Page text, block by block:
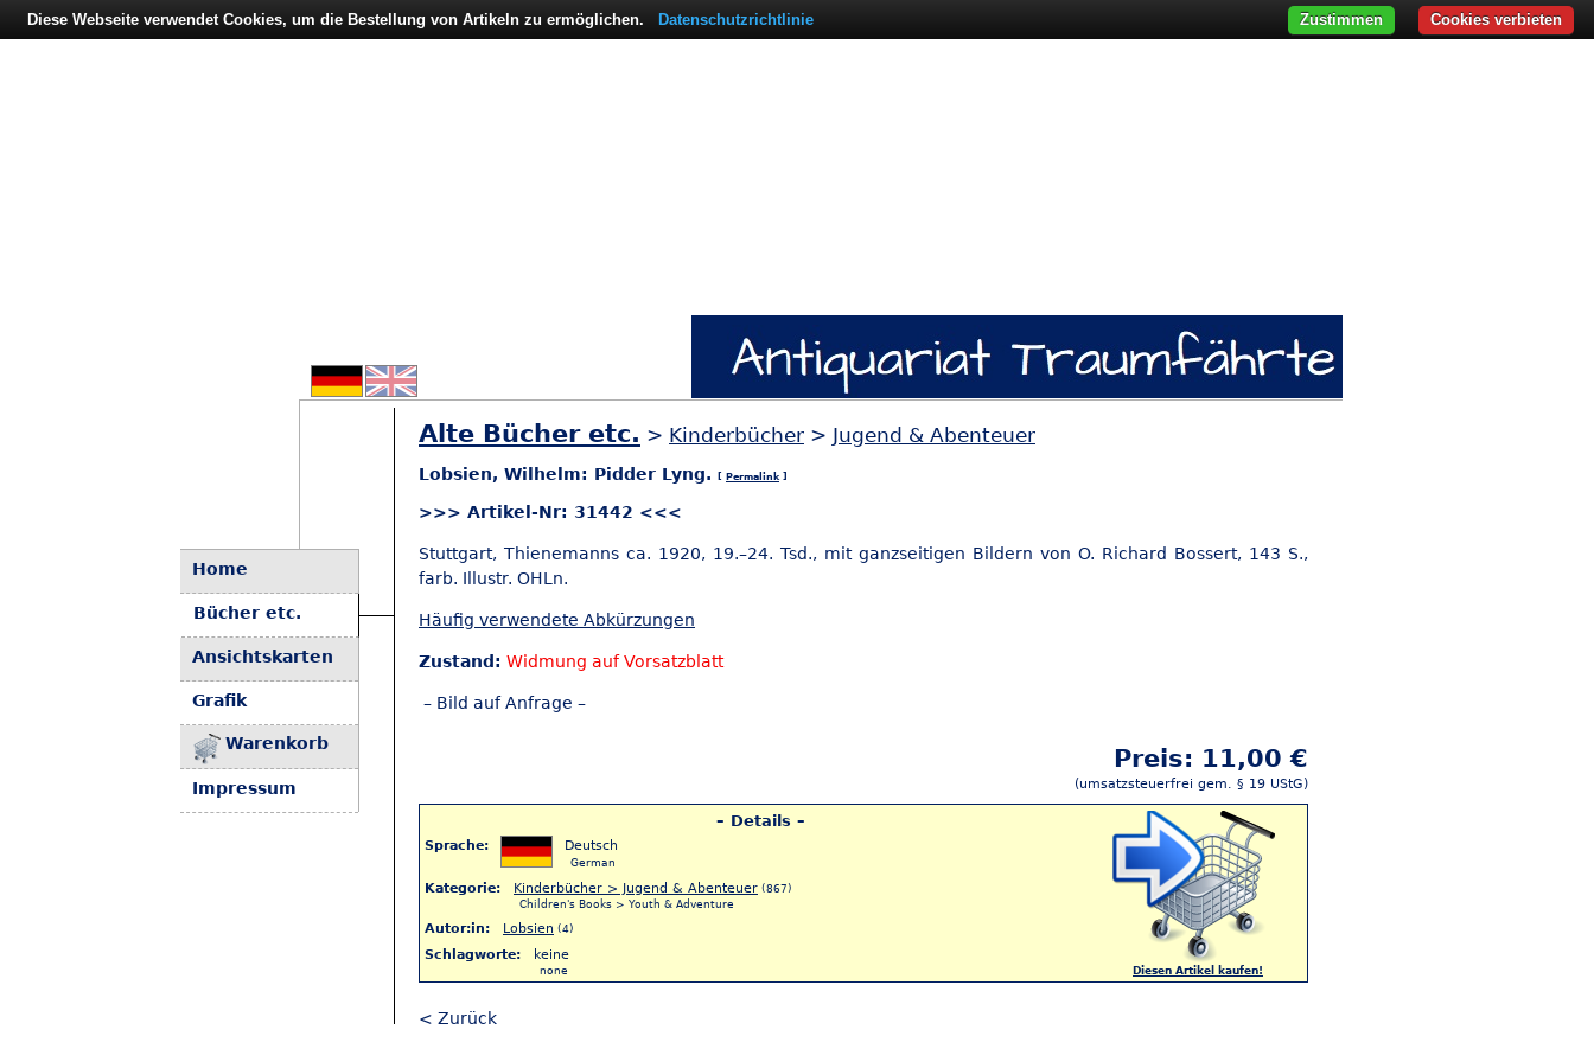
Home
Bücher etc.
Ansichtskarten
Grafik
Warenkorb
Impressum
Alte Bücher etc. > Kinderbücher > Jugend & Abenteuer
Lobsien, Wilhelm: Pidder Lyng. [ Permalink]
>>> Artikel-Nr: 31442 <<<
Stuttgart, Thienemanns ca. 1920, 19.–24. Tsd., mit ganzseitigen Bildern von O. Richard Bossert, 143 S.,
farb. Illustr. OHLn.
Häufig verwendete Abkürzungen
Zustand: Widmung auf Vorsatzblatt
– Bild auf Anfrage –
Preis: 11,00 €
(umsatzsteuerfrei gem. § 19 UStG)
Diesen Artikel kaufen!
– Details –
Sprache: Deutsch
German
Kategorie: Kinderbücher > Jugend & Abenteuer (867)
Children's Books > Youth & Adventure
Autor:in: Lobsien (4)
Schlagworte: keine
none
< Zurück
Diese Webseite verwendet Cookies, um die Bestellung von Artikeln zu ermöglichen. Datenschutzrichtlinie Cookies verbieten
Zustimmen